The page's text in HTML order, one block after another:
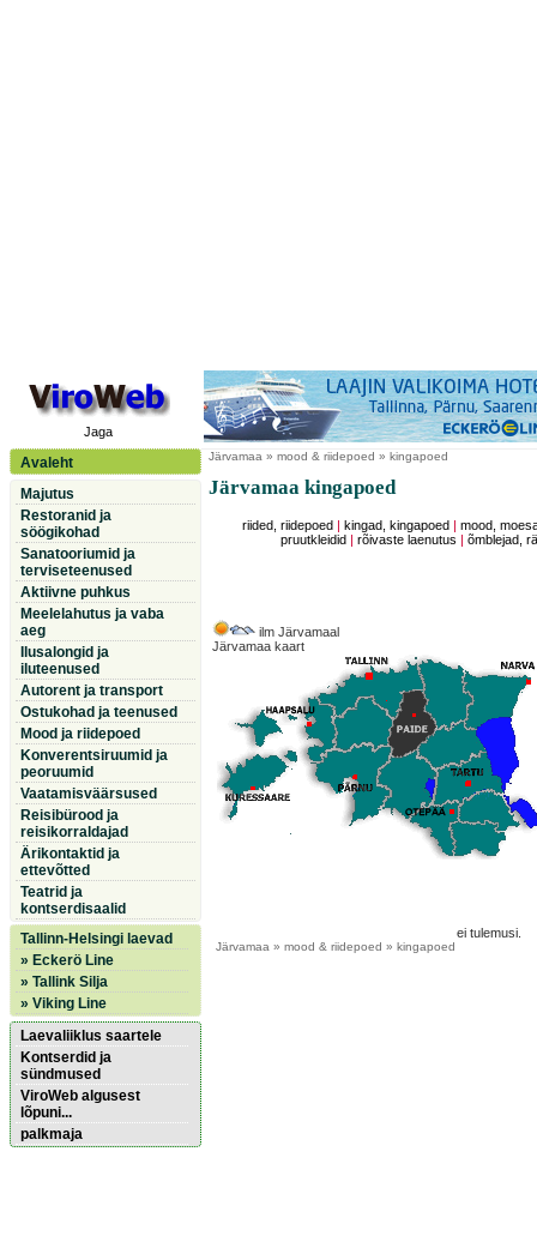
Jaga
Avaleht
Majutus
Restoranid ja
söögikohad
Sanatooriumid ja
terviseteenused
Aktiivne puhkus
Meelelahutus ja vaba
aeg
Ilusalongid ja
iluteenused
Autorent ja transport
Ostukohad ja teenused
Mood ja riidepoed
Konverentsiruumid ja
peoruumid
Vaatamisväärsused
Reisibürood ja
reisikorraldajad
Ärikontaktid ja
ettevõtted
Teatrid ja
kontserdisaalid
Tallinn-Helsingi laevad
» Eckerö Line
» Tallink Silja
» Viking Line
Laevaliiklus saartele
Kontserdid ja
sündmused
ViroWeb algusest
lõpuni...
palkmaja
Järvamaa » mood & riidepoed » kingapoed
Järvamaa kingapoed
riided, riidepoed kingad, kingapoed |mood,
pruutkleidid
rõivaste laenutus õmblejad,
ilm Järvamaal
Järvamaa kaart
ei tulemusi.
Järvamaa » mood & riidepoed » kingapoed